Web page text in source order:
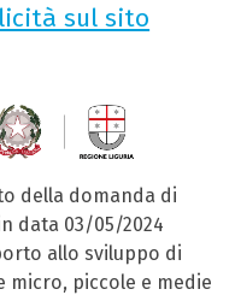
sul sito
della domanda di
data 03/05/2024
allo sviluppo di
piccole e medie